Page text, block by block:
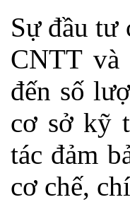
Sự đầu tư
CNTT và
đến số
cơ sở kỹ
tác đảm
cơ chế,